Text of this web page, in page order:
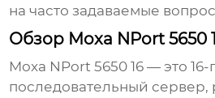
на часто задаваемые
Обзор Moxa NPort 5650
Moxa NPort 5650 16 — это
последовательный сервер,